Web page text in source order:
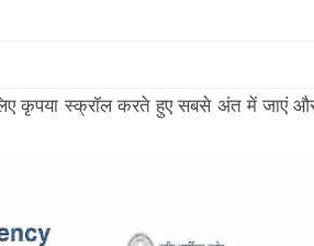
लिए कृपया स्क्रॉल करते हुए सबसे अंत में जाएं